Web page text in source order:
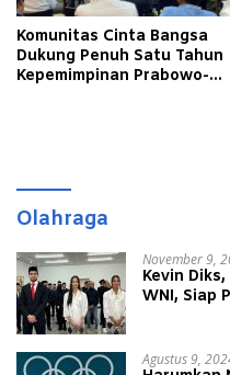
Komunitas Cinta Bangsa
Dukung Penuh Satu Tahun
Kepemimpinan Prabowo-
Olahraga
November 9,
Kevin
WNI, Siap
Agustus 9,